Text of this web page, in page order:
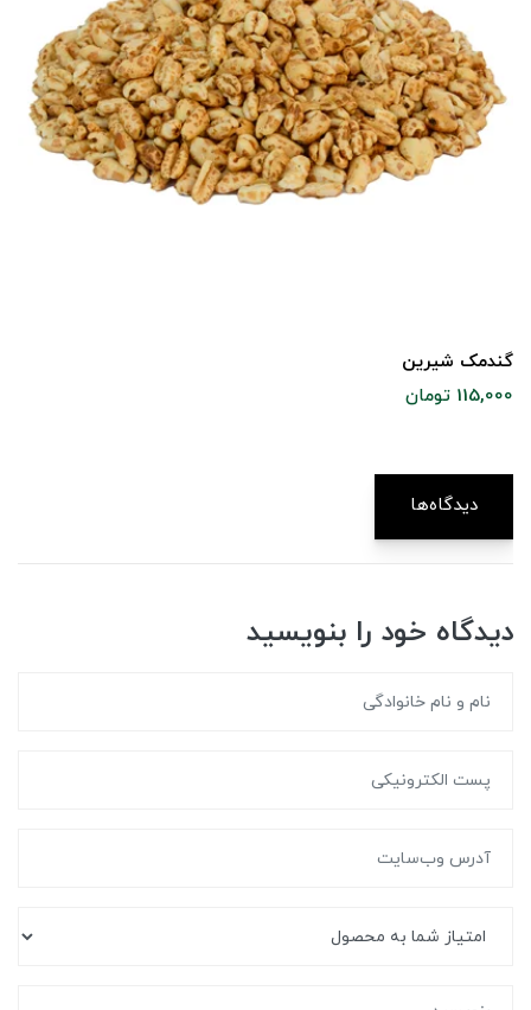
گندمک شیرین
115,000 تومان
دیدگاه‌ها
دیدگاه خود را بنویسید